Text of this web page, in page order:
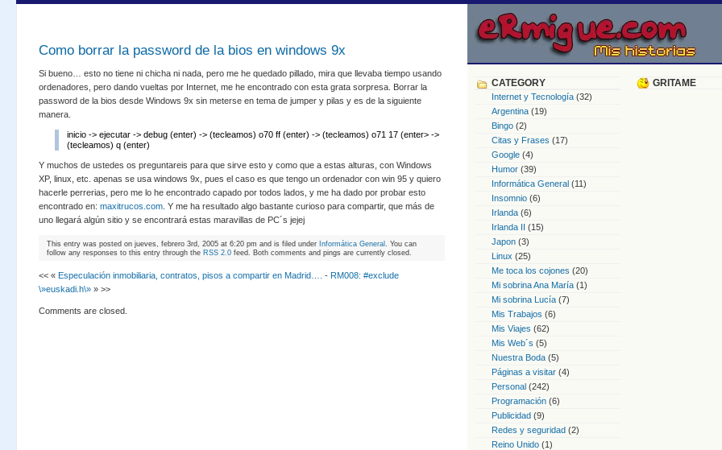
Como borrar la password de la bios en windows 9x
Si bueno… esto no tiene ni chicha ni nada, pero me he quedado pillado, mira que llevaba tiempo usando
ordenadores, pero dando vueltas por Internet, me he encontrado con esta grata sorpresa. Borrar la
password de la bios desde Windows 9x sin meterse en tema de jumper y pilas y es de la siguiente
manera.
inicio -> ejecutar -> debug (enter) -> (tecleamos) o70 ff (enter) -> (tecleamos) o71 17 (enter> ->
(tecleamos) q (enter)
Y muchos de ustedes os preguntareis para que sirve esto y como que a estas alturas, con Windows
XP, linux, etc. apenas se usa windows 9x, pues el caso es que tengo un ordenador con win 95 y quiero
hacerle perrerias, pero me lo he encontrado capado por todos lados, y me ha dado por probar esto
encontrado en: maxitrucos.com . Y me ha resultado algo bastante curioso para compartir, que más de
uno llegará algún sitio y se encontrará estas maravillas de PC´s jejej
This entry was posted on jueves, febrero 3rd, 2005 at 6:20 pm and is filed under Informática General . You can
follow any responses to this entry through the RSS 2.0 feed. Both comments and pings are currently closed.
<< « Especulación inmobiliaria, contratos, pisos a compartir en Madrid…. - RM008: #exclude
\»euskadi.h\» » >>
Comments are closed.
CATEGORY
Internet y Tecnología (32)
Argentina (19)
Bingo (2)
Citas y Frases (17)
Google (4)
Humor (39)
Informática General (11)
Insomnio (6)
Irlanda (6)
Irlanda II (15)
Japon (3)
Linux (25)
Me toca los cojones (20)
Mi sobrina Ana María (1)
Mi sobrina Lucía (7)
Mis Trabajos (6)
Mis Viajes (62)
Mis Web´s (5)
Nuestra Boda (5)
Páginas a visitar (4)
Personal (242)
Programación (6)
Publicidad (9)
Redes y seguridad (2)
Reino Unido (1)
GRITAME